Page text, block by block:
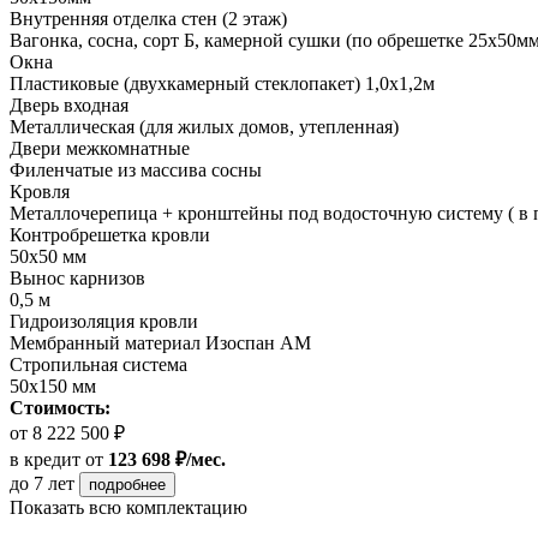
Внутренняя отделка стен (2 этаж)
Вагонка, сосна, сорт Б, камерной сушки (по обрешетке
Окна
Пластиковые (двухкамерный стеклопакет) 1,0х1,2м
Дверь входная
Металлическая (для жилых домов, утепленная)
Двери межкомнатные
Филенчатые из массива сосны
Кровля
Металлочерепица + кронштейны под водосточную систему ( в
Контробрешетка кровли
50х50 мм
Вынос карнизов
0,5 м
Гидроизоляция кровли
Мембранный материал Изоспан АМ
Стропильная система
50х150 мм
Стоимость:
от 8 222 500 ₽
в кредит от 123 698 ₽/мес.
до 7 лет
подробнее
Показать всю комплектацию